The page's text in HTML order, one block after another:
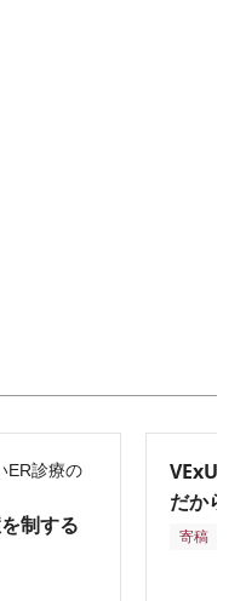
ER診療の
制する
VExUS
だから
寄稿